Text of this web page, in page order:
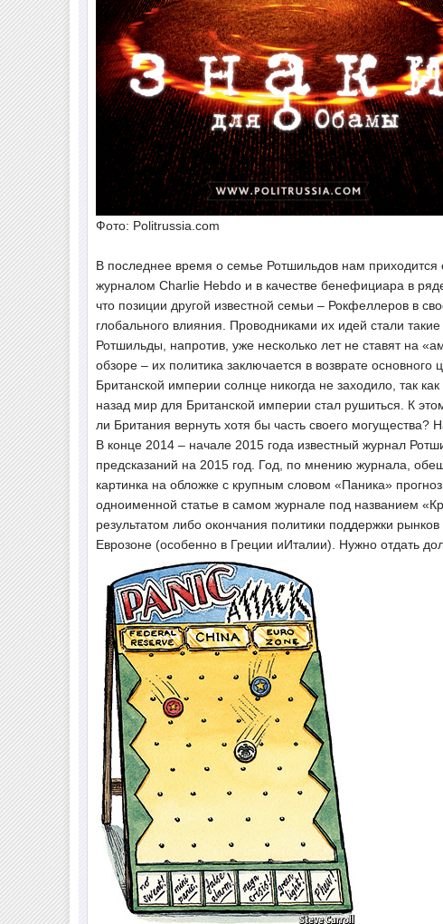
Фото: Politrussia.com
В последнее время о семье Ротшильдов нам
журналом Charlie Hebdo и в качестве бенефициара в
что позиции другой известной семьи – Рокфеллеров в
глобального влияния. Проводниками их идей стали
Ротшильды, напротив, уже несколько лет не ставят на
обзоре – их политика заключается в возврате
Британской империи солнце никогда не заходило, так
назад мир для Британской империи стал рушиться. К
ли Британия вернуть хотя бы часть своего
В конце 2014 – начале 2015 года известный журнал
предсказаний на 2015 год. Год, по мнению журнала,
картинка на обложке с крупным словом «Паника»
одноименной статье в самом журнале под названием
результатом либо окончания политики поддержки
Еврозоне (особенно в Греции иИталии). Нужно отдать